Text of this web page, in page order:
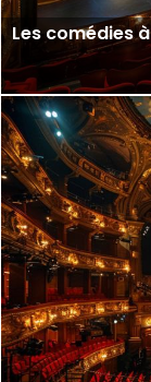
Les comédies